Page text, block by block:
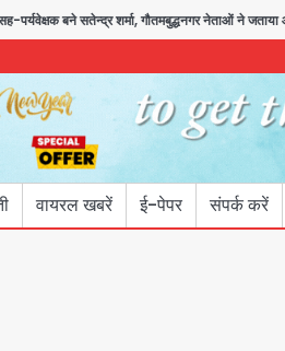
सतेन्द्र शर्मा, गौतमबुद्धनगर नेताओं ने जताया आभार
वायरल खबरें ई-पेपर संपर्क करें